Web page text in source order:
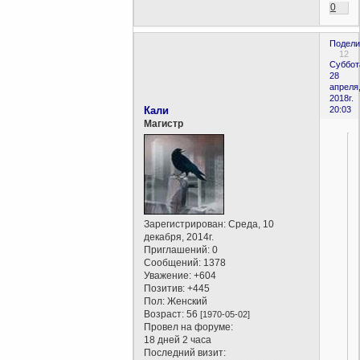
0
12
28
апреля,
2018г.
20:03
Кали
Магистр
Зарегистрирован: Среда, 10
декабря, 2014г.
Приглашений: 0
Сообщений: 1378
Уважение: +604
Позитив: +445
Пол: Женский
Возраст: 56[1970-05-02]
Провел на форуме:
18 дней 2 часа
Последний визит: